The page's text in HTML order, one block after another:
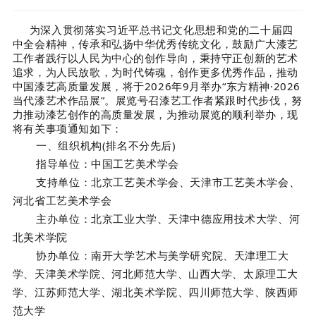
为深入贯彻落实习近平总书记文化思想和党的二十届四
中全会精神，传承和弘扬中华优秀传统文化，鼓励广大漆艺
工作者践行以人民为中心的创作导向，秉持守正创新的艺术
追求，为人民放歌，为时代铸魂，创作更多优秀作品，推动
中国漆艺高质量发展，将于2026年9月举办“东方精神·2026
当代漆艺术作品展”。展览号召漆艺工作者紧跟时代步伐，努
力推动漆艺创作的高质量发展，为推动展览的顺利举办，现
将有关事项通知如下：
一、组织机构(排名不分先后)
指导单位：中国工艺美术学会
支持单位：北京工艺美术学会、天津市工艺美木学会、
河北省工艺美术学会
主办单位：北京工业大学、天津中德应用技术大学、河
北美术学院
协办单位：南开大学艺术与美学研究院、天津理工大
学、天津美术学院、河北师范大学、山西大学、太原理工大
学、江苏师范大学、湖北美术学院、四川师范大学、陕西师
范大学